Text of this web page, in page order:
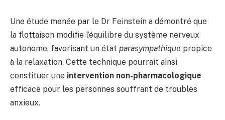
Une étude menée par le Dr Feinstein a démontré que
la flottaison modifie l’équilibre du système nerveux
autonome, favorisant un état parasympathique propice
à la relaxation. Cette technique pourrait ainsi
constituer une intervention non-pharmacologique
efficace pour les personnes souffrant de troubles
anxieux.